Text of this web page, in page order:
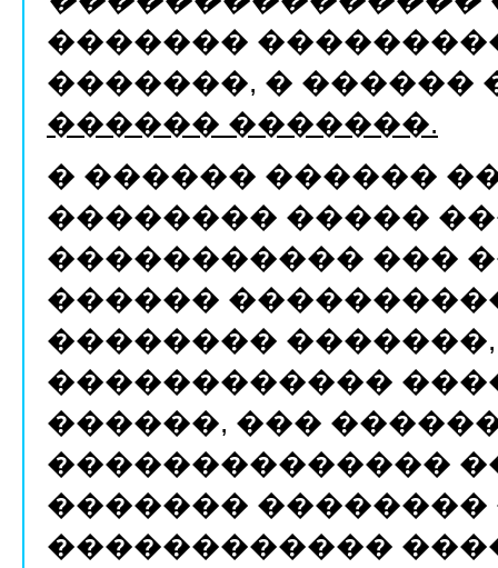
�������
�������, � ������
������ �������.
� ������ ������
�������� �����
����������� ���
������
��������
������������
������, ���
��������������
�������
������������